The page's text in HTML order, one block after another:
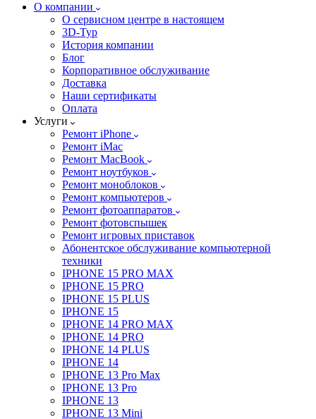
О компании
О сервисном центре в настоящем
3D-Тур
История компании
Блог
Корпоративное обслуживание
Доставка
Наши сертификаты
Оплата
Услуги
Ремонт iPhone
Ремонт iMac
Ремонт MacBook
Ремонт ноутбуков
Ремонт моноблоков
Ремонт компьютеров
Ремонт фотоаппаратов
Ремонт фотовспышек
Ремонт игровых приставок
Абонентское обслуживание компьютерной
техники
IPHONE 15 PRO MAX
IPHONE 15 PRO
IPHONE 15 PLUS
IPHONE 15
IPHONE 14 PRO MAX
IPHONE 14 PRO
IPHONE 14 PLUS
IPHONE 14
IPHONE 13 Pro Max
IPHONE 13 Pro
IPHONE 13
IPHONE 13 Mini